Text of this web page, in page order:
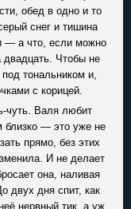
обед в одно и то
снег и тишина
— а что, если можно
двадцать. Чтобы не
тональником и,
с корицей.
чуть. Валя любит
близко — это уже не
прямо, без этих
И не делает
она, наливая
двух дня спит, как
нервный тик, а уж